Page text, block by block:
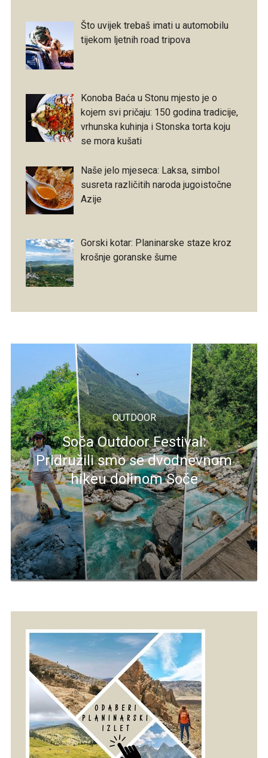
Što uvijek trebaš imati u automobilu
tijekom ljetnih road tripova
Konoba Baća u Stonu mjesto je o
kojem svi pričaju: 150 godina tradicije,
vrhunska kuhinja i Stonska torta koju
se mora kušati
Naše jelo mjeseca: Laksa, simbol
susreta različitih naroda jugoistočne
Azije
Gorski kotar: Planinarske staze kroz
krošnje goranske šume
OUTDOOR
Soča Outdoor Festival:
Pridružili smo se dvodnevnom
hikeu dolinom Soče